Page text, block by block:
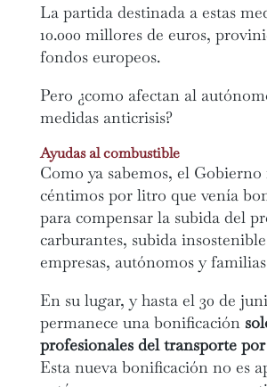
La partida destinada a estas
10.000 millores de euros,
fondos europeos.
Pero ¿como afectan al
medidas anticrisis?
Ayudas al combustible
Como ya sabemos, el Gobierno
céntimos por litro que venía
para compensar la subida del
carburantes, subida
empresas, autónomos y
En su lugar, y hasta el 30 de
permanece una bonificación
profesionales del transporte
Esta nueva bonificación no es